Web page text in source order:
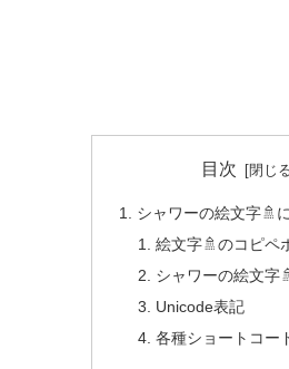
目次
シャワーの絵文字🚿
絵文字🚿のコピペ
シャワーの絵文字
Unicode表記
各種ショートコー